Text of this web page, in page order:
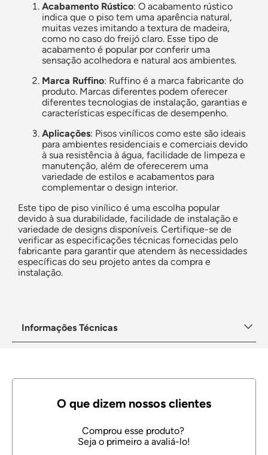
Acabamento Rústico: O acabamento rústico
indica que o piso tem uma aparência natural,
muitas vezes imitando a textura de madeira,
como no caso do freijó claro. Esse tipo de
acabamento é popular por conferir uma
sensação acolhedora e natural aos ambientes.
Marca Ruffino: Ruffino é a marca fabricante do
produto. Marcas diferentes podem oferecer
diferentes tecnologias de instalação, garantias e
características específicas de desempenho.
Aplicações: Pisos vinílicos como este são ideais
para ambientes residenciais e comerciais devido
à sua resistência à água, facilidade de limpeza e
manutenção, além de oferecerem uma
variedade de estilos e acabamentos para
complementar o design interior.
Este tipo de piso vinílico é uma escolha popular
devido à sua durabilidade, facilidade de instalação e
variedade de designs disponíveis. Certifique-se de
verificar as especificações técnicas fornecidas pelo
fabricante para garantir que atendem às necessidades
específicas do seu projeto antes da compra e
instalação.
Informações Técnicas